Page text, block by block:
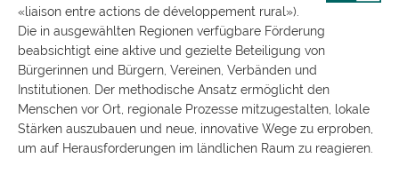
«liaison entre actions de développement rural»).
Die in ausgewählten Regionen verfügbare Förderung
beabsichtigt eine aktive und gezielte Beteiligung von
Bürgerinnen und Bürgern, Vereinen, Verbänden und
Institutionen. Der methodische Ansatz ermöglicht den
Menschen vor Ort, regionale Prozesse mitzugestalten, lokale
Stärken auszubauen und neue, innovative Wege zu erproben,
um auf Herausforderungen im ländlichen Raum zu reagieren.